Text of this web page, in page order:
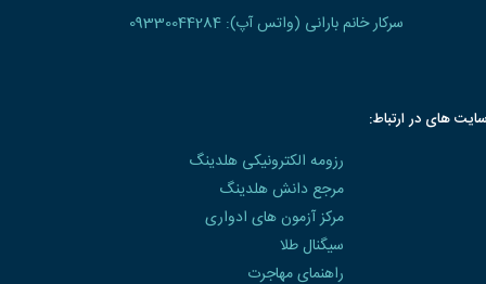
سرکار خانم بارانی (واتس آپ): 09330044284
های در ارتباط:
رزومه الکترونیکی هلدینگ
مرجع دانش هلدینگ
مرکز آزمون های ادواری
سیگنال طلا
راهنمای مهاجرت